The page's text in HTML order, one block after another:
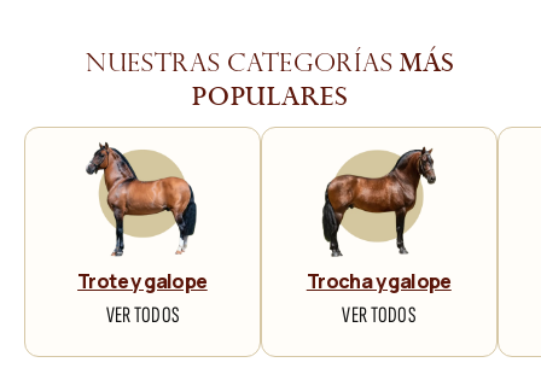
Nuestras categorías más
populares
Trote y galope
VER TODOS
Trocha y galope
VER TODOS